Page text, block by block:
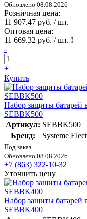
Обновлено 08.08.2026
Розничная цена:
11 907.47 руб. / шт.
Оптовая цена:
11 669.32 руб. / шт. !
-
+
Купить
Набор защиты батарей
SEBBK500
Артикул: SEBBK500
Бренд:
Systeme
Под заказ
Обновлено 08.08.2026
+7 (863) 322-10-32
Уточнить цену
Набор защиты батарей
SEBBK400